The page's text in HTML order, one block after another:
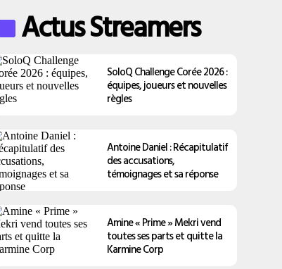
Actus Streamers
SoloQ Challenge Corée 2026 :
équipes, joueurs et nouvelles
règles
Antoine Daniel : Récapitulatif
des accusations,
témoignages et sa réponse
Amine « Prime » Mekri vend
toutes ses parts et quitte la
Karmine Corp